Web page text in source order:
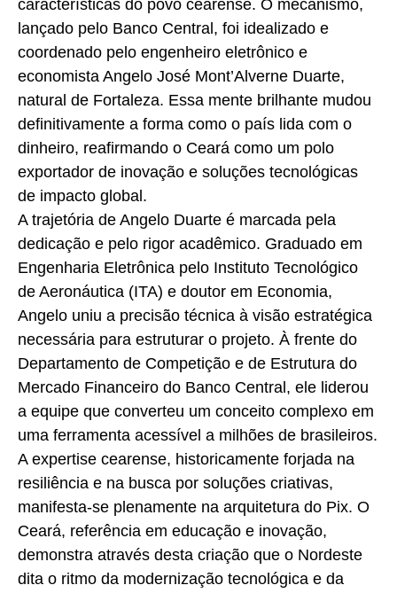
características do povo cearense. O mecanismo,
lançado pelo Banco Central, foi idealizado e
coordenado pelo engenheiro eletrônico e
economista Angelo José Mont’Alverne Duarte,
natural de Fortaleza. Essa mente brilhante mudou
definitivamente a forma como o país lida com o
dinheiro, reafirmando o Ceará como um polo
exportador de inovação e soluções tecnológicas
de impacto global.
A trajetória de Angelo Duarte é marcada pela
dedicação e pelo rigor acadêmico. Graduado em
Engenharia Eletrônica pelo Instituto Tecnológico
de Aeronáutica (ITA) e doutor em Economia,
Angelo uniu a precisão técnica à visão estratégica
necessária para estruturar o projeto. À frente do
Departamento de Competição e de Estrutura do
Mercado Financeiro do Banco Central, ele liderou
a equipe que converteu um conceito complexo em
uma ferramenta acessível a milhões de brasileiros.
A expertise cearense, historicamente forjada na
resiliência e na busca por soluções criativas,
manifesta-se plenamente na arquitetura do Pix. O
Ceará, referência em educação e inovação,
demonstra através desta criação que o Nordeste
dita o ritmo da modernização tecnológica e da